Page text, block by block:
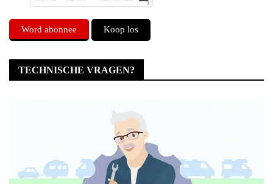
Word abonnee Koop los
TECHNISCHE VRAGEN?